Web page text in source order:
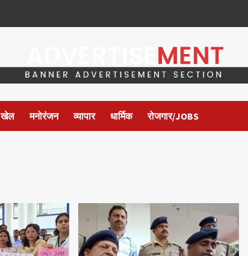
खेल मनोरंजन व्यापार धार्मिक रोजगार/JOBS